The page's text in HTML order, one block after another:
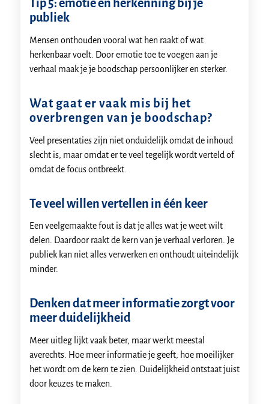
Tip 5: emotie en herkenning bij je
publiek
Mensen onthouden vooral wat hen raakt of wat
herkenbaar voelt. Door emotie toe te voegen aan je
verhaal maak je je boodschap persoonlijker en sterker.
Wat gaat er vaak mis bij het
overbrengen van je boodschap?
Veel presentaties zijn niet onduidelijk omdat de inhoud
slecht is, maar omdat er te veel tegelijk wordt verteld of
omdat de focus ontbreekt.
Te veel willen vertellen in één keer
Een veelgemaakte fout is dat je alles wat je weet wilt
delen. Daardoor raakt de kern van je verhaal verloren. Je
publiek kan niet alles verwerken en onthoudt uiteindelijk
minder.
Denken dat meer informatie zorgt voor
meer duidelijkheid
Meer uitleg lijkt vaak beter, maar werkt meestal
averechts. Hoe meer informatie je geeft, hoe moeilijker
het wordt om de kern te zien. Duidelijkheid ontstaat juist
door keuzes te maken.